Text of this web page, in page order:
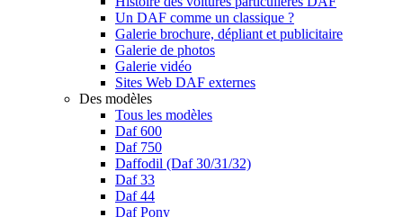
Un DAF comme un classique ?
Galerie brochure, dépliant et publicitaire
Galerie de photos
Galerie vidéo
Sites Web DAF externes
Des modèles
Tous les modèles
Daf 600
Daf 750
Daffodil (Daf 30/31/32)
Daf 33
Daf 44
Daf Pony